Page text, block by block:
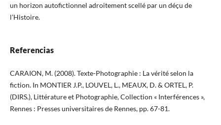
un horizon autofictionnel adroitement scellé par un déçu de
l’Histoire.
Referencias
CARAION, M. (2008). Texte-Photographie : La vérité selon la
fiction. In MONTIER J.P., LOUVEL, L., MEAUX, D. & ORTEL, P.
(DIRS.), Littérature et Photographie, Collection « Interférences »,
Rennes : Presses universitaires de Rennes, pp. 67-81.